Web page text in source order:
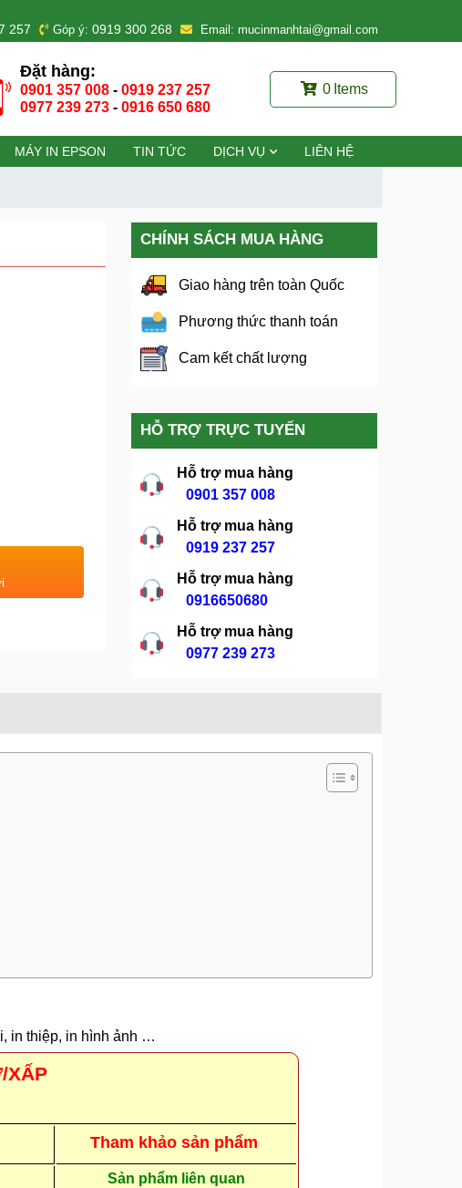
257 Góp ý: 0919 300 268 Email: mucinmanhtai@gmail.com
Đặt hàng:
0901 357 008- 0919 237 257
0977 239 273- 0916 650 680
0 Items
MÁY IN EPSON TIN TỨC DỊCH VỤ LIÊN HỆ
CHÍNH SÁCH MUA HÀNG
Giao hàng trên toàn Quốc
Phương thức thanh toán
Cam kết chất lượng
HỖ TRỢ TRỰC TUYẾN
Hỗ trợ mua hàng
0901 357 008
Hỗ trợ mua hàng
0919 237 257
Hỗ trợ mua hàng
0916650680
Hỗ trợ mua hàng
0977 239 273
in thiệp, in hình ảnh …
XẤP
Tham khảo sản phẩm
Sản phẩm liên quan